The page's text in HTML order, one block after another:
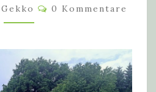
Gekko Kommentare
0 Kommentare